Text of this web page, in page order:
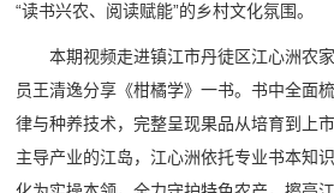
“读书兴农、阅读赋能”的乡村文化氛围。
本期视频走进镇江市丹徒区江心洲农
员王清逸分享《柑橘学》一书。书中全面
律与种养技术，完整呈现果品从培育到上
主导产业的江岛，江心洲依托专业书本知